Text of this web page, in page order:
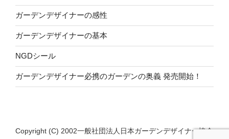
ガーデンデザイナーの感性
ガーデンデザイナーの基本
NGDシール
ガーデンデザイナー必携のガーデンの奥義 発売開始！
Copyright (C) 2002一般社団法人日本ガーデンデザイナー協会